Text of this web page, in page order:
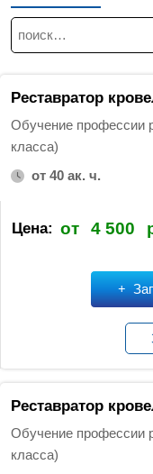
Н
а
т
Реставратор
Обучение профессии
класса)
от 40 ак. ч.
Цена: от 4 500
Реставратор
Обучение профессии
класса)